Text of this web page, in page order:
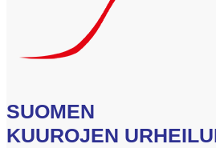
SUOMEN
KUUROJEN